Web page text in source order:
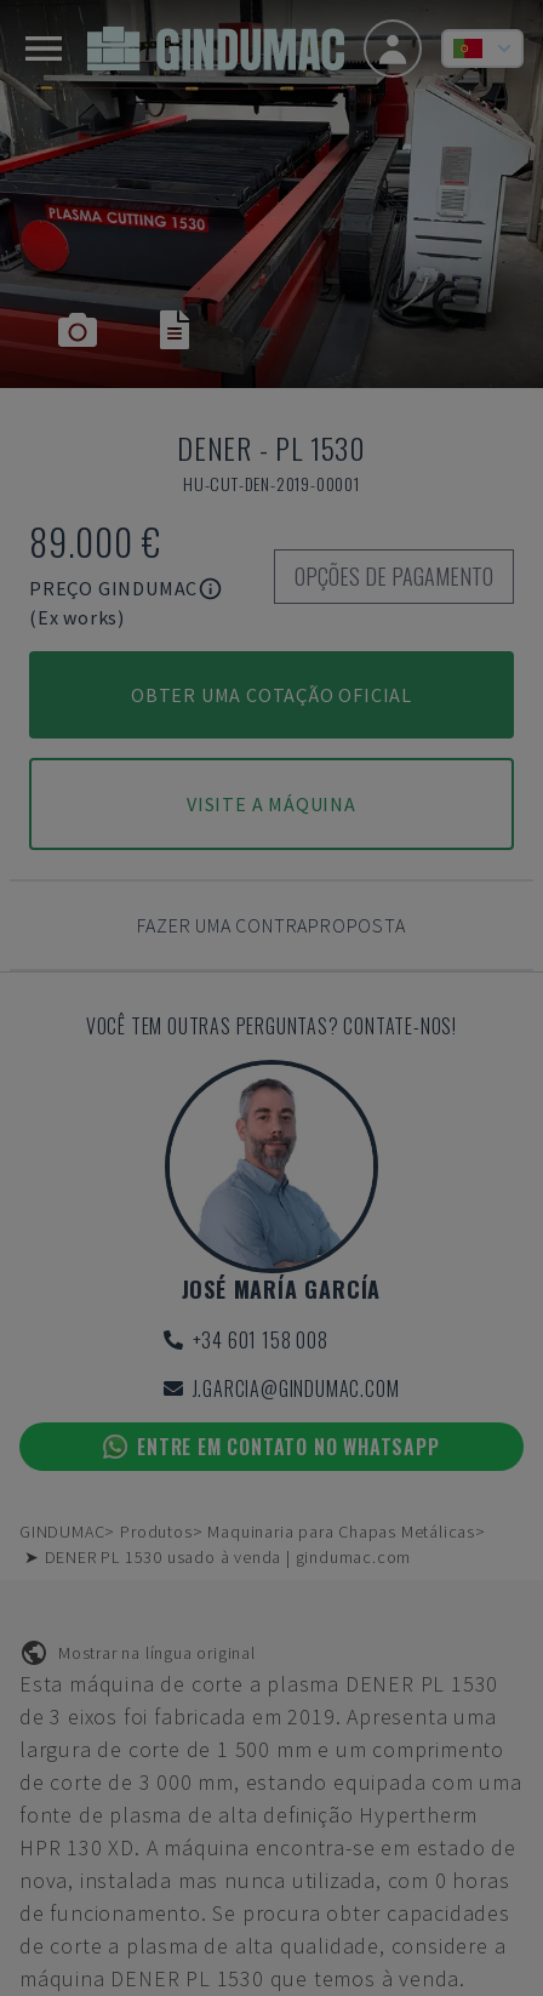
DENER - PL 1530
HU-CUT-DEN-2019-00001
89.000 €
PREÇO GINDUMAC
(Ex works)
OPÇÕES DE PAGAMENTO
OBTER UMA COTAÇÃO OFICIAL
VISITE A MÁQUINA
FAZER UMA CONTRAPROPOSTA
VOCÊ TEM OUTRAS PERGUNTAS? CONTATE-NOS!
JOSÉ MARÍA GARCÍA
+34 601 158 008
J.GARCIA@GINDUMAC.COM
ENTRE EM CONTATO NO WHATSAPP
GINDUMAC Produtos
Maquinaria para Chapas Metálicas
➤ DENER PL 1530 usado à venda | gindumac.com
Mostrar na língua original
Esta máquina de corte a plasma DENER PL 1530
de 3 eixos foi fabricada em 2019. Apresenta uma
largura de corte de 1 500 mm e um comprimento
de corte de 3 000 mm, estando equipada com uma
fonte de plasma de alta definição Hypertherm
HPR 130 XD. A máquina encontra-se em estado de
nova, instalada mas nunca utilizada, com 0 horas
de funcionamento. Se procura obter capacidades
de corte a plasma de alta qualidade, considere a
máquina DENER PL 1530 que temos à venda.